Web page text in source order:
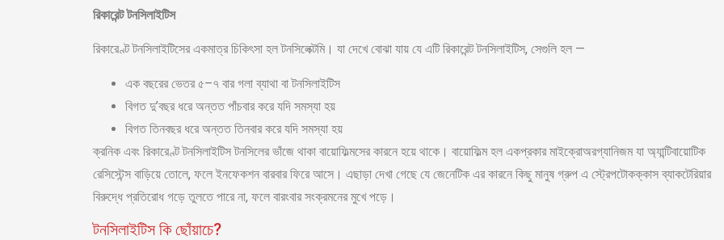
রিকারেন্ট টনসিলাইটিস
রিকারেণ্ট টনসিলাইটিসের একমাত্র চিকিৎসা হল টনসিলেক্টমি। যা দেখে বোঝা যায় যে এটি রিকারেন্ট টনসিলাইটিস, সেগুলি হল —
এক বছরের ভেতর ৫–৭ বার গলা ব্যাথা বা টনসিলাইটিস
বিগত দু’বছর ধরে অন্তত পাঁচবার করে যদি সমস্যা হয়
বিগত তিনবছর ধরে অন্তত তিনবার করে যদি সমস্যা হয়
ক্রনিক এবং রিকারেণ্ট টনসিলাইটিস টনসিলের ভাঁজে থাকা বায়োফিল্মসের কারনে হয়ে থাকে। বায়োফিল্ম হল একপ্রকার মাইক্রোঅরগ্যানিজম যা অ্যান্টিবায়োটিক
রেসিস্টেন্স বাড়িয়ে তোলে, ফলে ইনফেকশন বারবার ফিরে আসে। এছাড়া দেখা গেছে যে জেনেটিক এর কারনে কিছু মানুষ গ্রুপ এ স্ট্রেপটোকক্কাস ব্যাকটেরিয়ার
বিরুদ্ধে প্রতিরোধ গড়ে তুলতে পারে না, ফলে বারংবার সংক্রমনের মুখে পড়ে।
টনসিলাইটিস কি ছোঁয়াচে?